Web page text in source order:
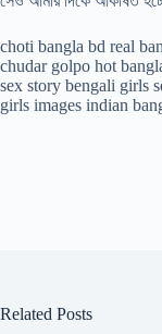
choti bangla bd real
chudar golpo hot
sex story bengali girls
girls images indian
Related Posts